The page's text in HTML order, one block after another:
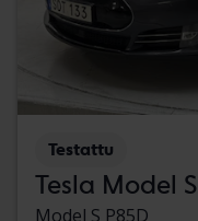
Testattu
Tesla Model S
Model S P85D